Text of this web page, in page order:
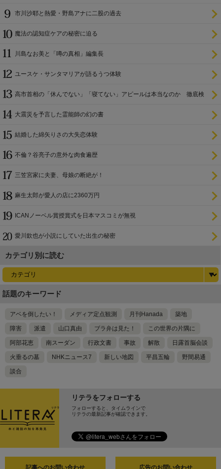
市川沙耶と熱愛・野島アナに二股の過去
魔法の認知症ケアの秘密に迫る
川島なお美と「噂の真相」編集長
ユースケ・サンタマリアが語るうつ体験
高市首相の「休んでない」「寝てない」アピールは本当なのか 徹底検
大震災を予言した霊能師の幻の書
結婚した綿矢りさの大失恋体験
不倫？谷亮子の意外な肉食遍歴
三笠宮家に夫妻、母娘の断絶が！
麻生太郎が愛人の店に2360万円
ICANノーベル賞授賞式を日本マスコミが無視
愛川欽也が小説にしていた出生の秘密
カテゴリ別に読む
話題のキーワード
アベを倒したい！ メディア定点観測 月刊Hanada 築地
障害 派遣 山口真由 ブラ弁は見た！ この世界の片隅に
阿部花恵 南スーダン 行政文書 事故 解散 日露首脳会談
火垂るの墓 NHKニュース7 新しい地図 平昌五輪 野間易通
談合
リテラをフォローする
フォローすると、タイムラインで
リテラの最新記事が確認できます。
記事へのお問い合わせ 広告のお問い合わせ